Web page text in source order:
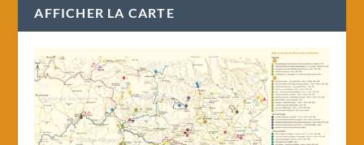
AFFICHER LA CARTE